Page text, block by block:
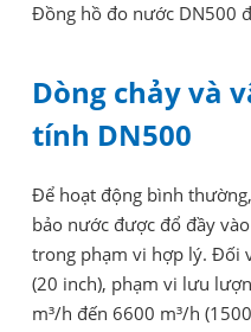
Đồng hồ đo nước DN500
Dòng chảy và
tính DN500
Để hoạt động bình thường,
bảo nước được đổ đầy
trong phạm vi hợp lý. Đối
(20 inch), phạm vi lưu
m³/h đến 6600 m³/h